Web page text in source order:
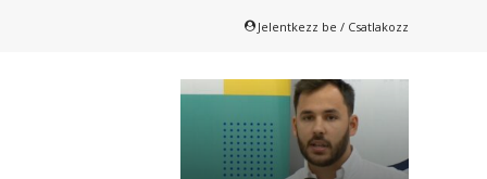
Jelentkezz be / Csatlakozz